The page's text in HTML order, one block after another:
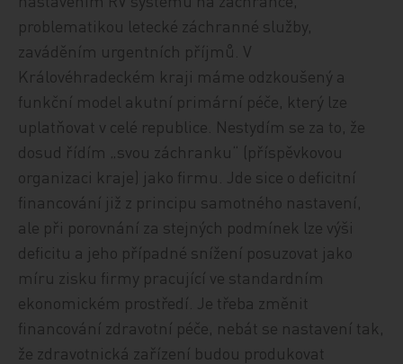
problematikou letecké záchranné služby,
zaváděním urgentních příjmů. V
Královéhradeckém kraji máme odzkoušený a
funkční model akutní primární péče, který lze
uplatňovat v celé republice. Nestydím se za to, že
dosud řídím „svou záchranku“ (příspěvkovou
organizaci kraje) jako firmu. Jde sice o deficitní
financování již z principu samotného nastavení,
ale při porovnání za stejných podmínek lze výši
deficitu a jeho případné snížení posuzovat jako
míru zisku firmy pracující ve standardním
ekonomickém prostředí. Je třeba změnit
financování zdravotní péče, nebát se nastavení tak,
že zdravotnická zařízení budou produkovat